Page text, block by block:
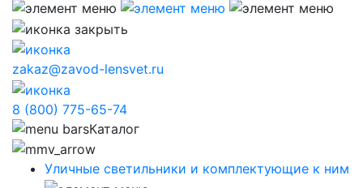
zakaz@zavod-lensvet.ru
8 (800) 775-65-74
Каталог
Уличные светильники и комплектующие к ним